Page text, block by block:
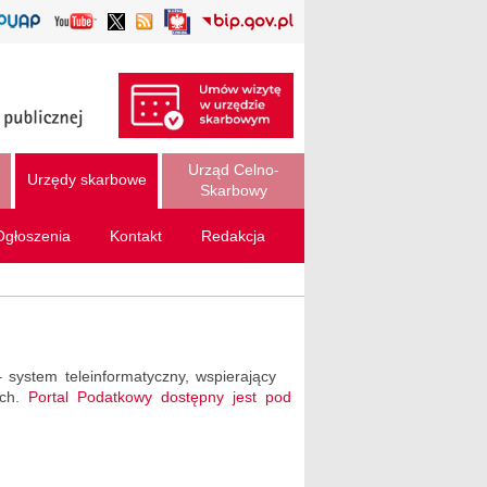
Urzędy skarbowe
Urząd Celno-
Skarbowy
Kontakt Redakcja
teleinformatyczny, wspierający
Portal Podatkowy dostępny jest pod